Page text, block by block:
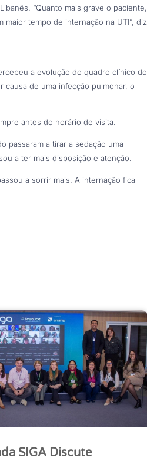
“Quanto mais grave o paciente,
tempo de internação na UTI”, diz
a evolução do quadro clínico do
de uma infecção pulmonar, o
antes do horário de visita.
passaram a tirar a sedação uma
a ter mais disposição e atenção.
a sorrir mais. A internação fica
SIGA Discute